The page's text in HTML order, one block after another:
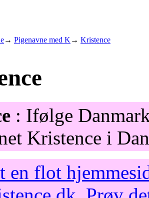
→ Pigenavne med K → Kristence
: Ifølge
Kristence i
en flot